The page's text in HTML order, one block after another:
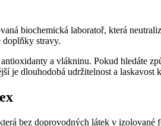
biochemická laboratoř, která
doplňky stravy.
a vlákninu. Pokud hledáte
je dlouhodobá udržitelnost a laskavost
bez doprovodných látek v